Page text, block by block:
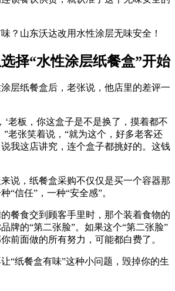
择“水性涂层纸餐盒”开始
层纸餐盒后，老张说，他店里的差评一
‘老板，你这盒子是不是换了，摸着都不
”老张笑着说，“就为这个，好多老客还
我这店讲究，连个盒子都挑好的。这钱
说，纸餐盒采购不仅仅是买一个容器那
“信任”，一种“安全感”。
餐食交到顾客手里时，那个装着食物的
牌的“第二张脸”。如果这个“第二张脸”
前面做的所有努力，可能都白费了。
“纸餐盒有味”这种小问题，毁掉你的生